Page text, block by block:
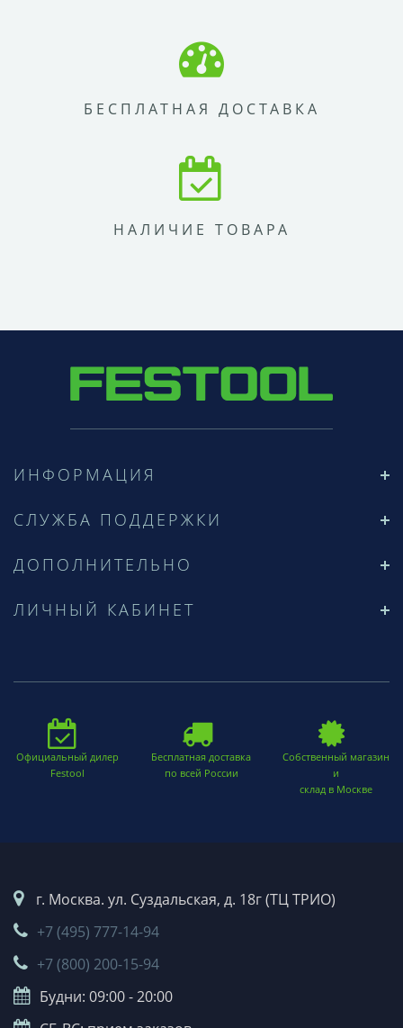
БЕСПЛАТНАЯ ДОСТАВКА
НАЛИЧИЕ ТОВАРА
ИНФОРМАЦИЯ
СЛУЖБА ПОДДЕРЖКИ
ДОПОЛНИТЕЛЬНО
ЛИЧНЫЙ КАБИНЕТ
Официальный дилер
Festool
Бесплатная доставка
по всей России
Собственный магазин
и
склад в Москве
г. Москва. ул. Суздальская, д. 18г (ТЦ ТРИО)
+7 (495) 777-14-94
+7 (800) 200-15-94
Будни: 09:00 - 20:00